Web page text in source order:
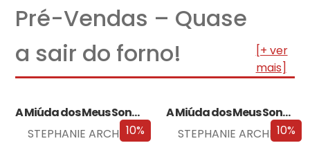
Pré-Vendas – Quase
a sair do forno!
[+ ver
mais]
10%
A Miúda dos Meus Sonhos
STEPHANIE ARCHER
10%
A Miúda dos Meus Sonhos – Edição…
STEPHANIE ARCHER